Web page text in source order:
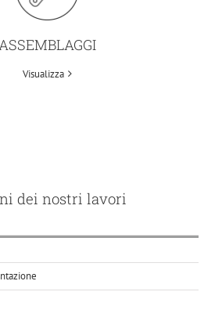
ASSEMBLAGGI
Visualizza
dei nostri lavori